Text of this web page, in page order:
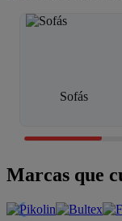
Sofás
Marcas que